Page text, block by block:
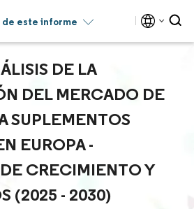
de este informe
DE LA
DEL MERCADO DE
SUPLEMENTOS
EUROPA -
CRECIMIENTO Y
(2025 - 2030)